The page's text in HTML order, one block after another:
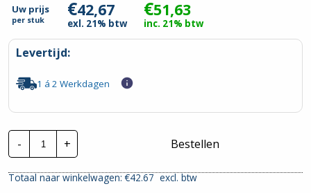
Uw prijs
per stuk €42,67
exl. 21% btw
€51,63
inc. 21% btw
Levertijd:
1 á 2 Werkdagen
-
Kabelgoot
P31+
MF
koppeling
+ Bestellen
Totaal naar winkelwagen: €42.67excl. btw